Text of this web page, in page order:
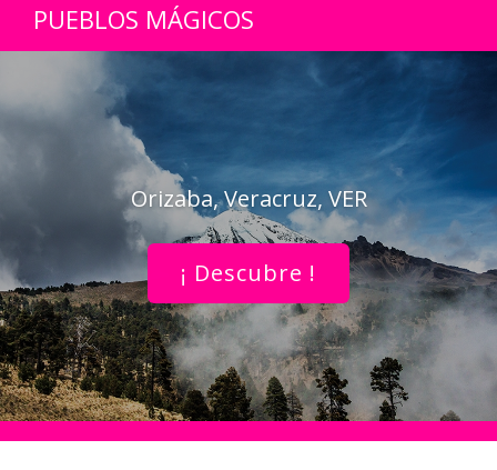
PUEBLOS MÁGICOS
Orizaba, Veracruz, VER
¡ Descubre !